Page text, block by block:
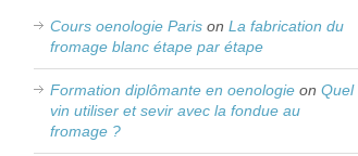
Cours oenologie Paris onLa fabrication du
fromage blanc étape par étape
Formation diplômante en oenologie onQuel
vin utiliser et sevir avec la fondue au
fromage ?